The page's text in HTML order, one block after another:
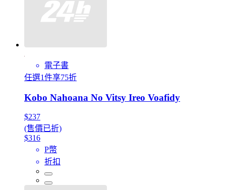
電子書
任選1件享75折
Kobo Nahoana No Vitsy Ireo Voafidy
$237
(售價已折)
$316
P幣
折扣